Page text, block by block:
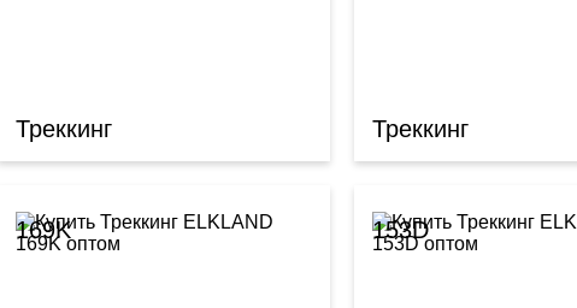
Треккинг Треккинг
169K 153D